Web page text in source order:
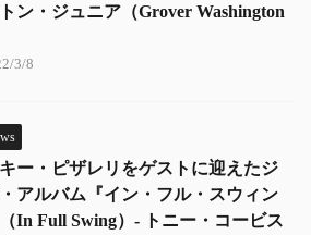
ン・ジュニア（Grover Washington
3/8
ー・ピザレリをゲストに迎えたジ
アルバム『イン・フル・スウィン
In Full Swing）- トニー・コービス